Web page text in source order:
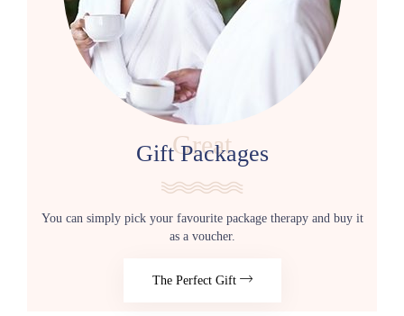
Great
Gift Packages
You can simply pick your favourite package therapy and buy it
as a voucher.
The Perfect Gift